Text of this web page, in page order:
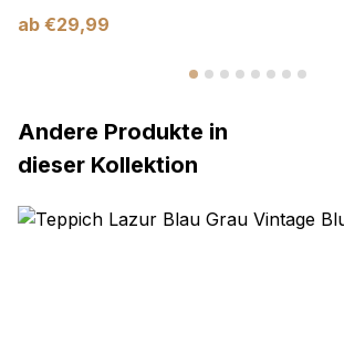
ab €29,99
Andere Produkte in
dieser Kollektion